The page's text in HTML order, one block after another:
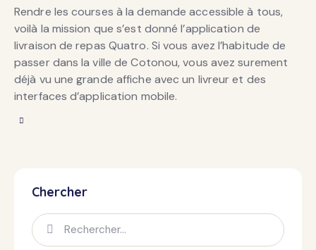
Rendre les courses à la demande accessible à tous,
voilà la mission que s’est donné l’application de
livraison de repas Quatro. Si vous avez l’habitude de
passer dans la ville de Cotonou, vous avez surement
déjà vu une grande affiche avec un livreur et des
interfaces d’application mobile.
Chercher